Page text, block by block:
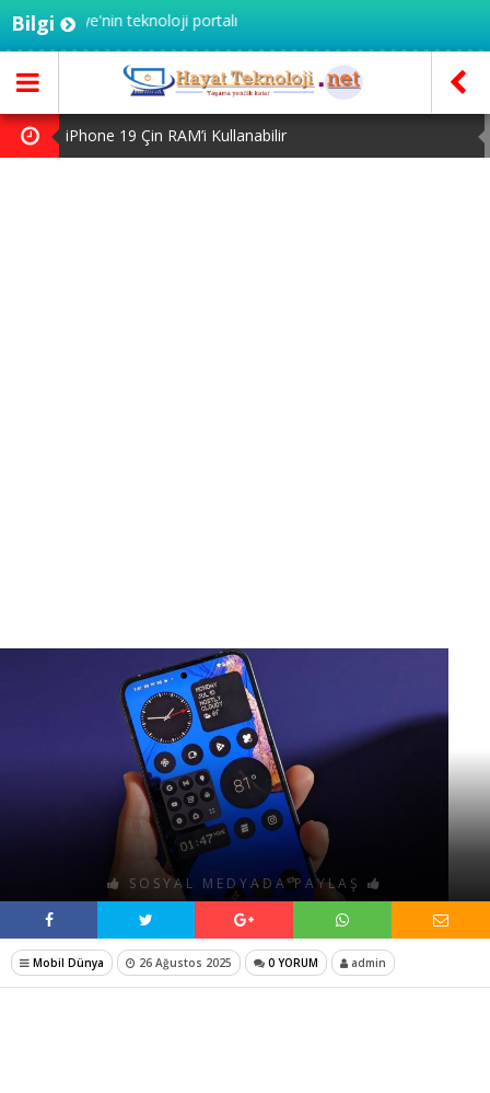
Bilgi
Türkiye'nin teknoloji portalı
iPhone 19 Çin RAM’i Kullanabilir
SOSYAL MEDYADA PAYLAŞ
Mobil Dünya 26 Ağustos 2025 0 YORUM admin